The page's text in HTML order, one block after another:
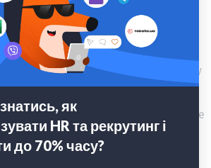
для віддаленої роботи.
зворотний зв'язок і контроль
вчасно вирішувати
підтримувати позитивний клімат у
й наочна звітність:
швидке
на основі реальних даних.
прозоро – робота стає